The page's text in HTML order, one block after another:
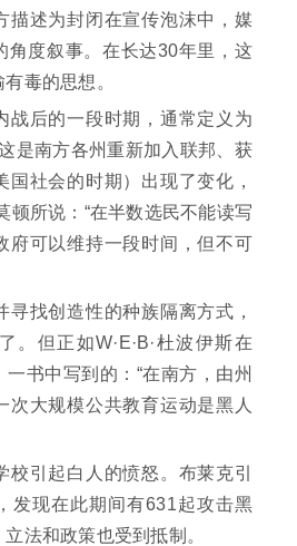
描述为封闭在宣传泡沫中，媒
角度叙事。在长达30年里，这
毒的思想。
战后的一段时期，通常定义为
是南方各州重新加入联邦、获
国社会的时期）出现了变化，
顿所说：“在半数选民不能读写
府可以维持一段时间，但不可
寻找创造性的种族隔离方式，
。但正如W·E·B·杜波伊斯在
一书中写到的：“在南方，由州
次大规模公共教育运动是黑人
校引起白人的愤怒。布莱克引
发现在此期间有631起攻击黑
法和政策也受到抵制。